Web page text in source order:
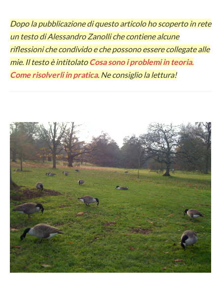
Dopo la pubblicazione di questo articolo ho scoperto in rete
un testo di Alessandro Zanolli che contiene alcune
riflessioni che condivido e che possono essere collegate alle
mie. Il testo è intitolatoCosa sono i problemi in teoria.
Come risolverli in pratica. Ne consiglio la lettura!